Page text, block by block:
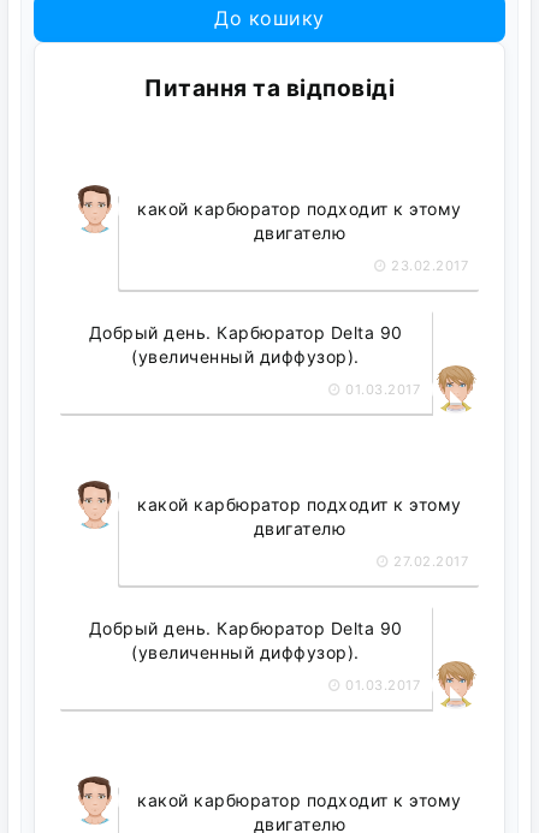
До кошику
Питання та відповіді
какой карбюратор подходит к этому
двигателю
23.02.2017
Добрый день. Карбюратор Delta 90
(увеличенный диффузор).
01.03.2017
какой карбюратор подходит к этому
двигателю
27.02.2017
Добрый день. Карбюратор Delta 90
(увеличенный диффузор).
01.03.2017
какой карбюратор подходит к этому
двигателю